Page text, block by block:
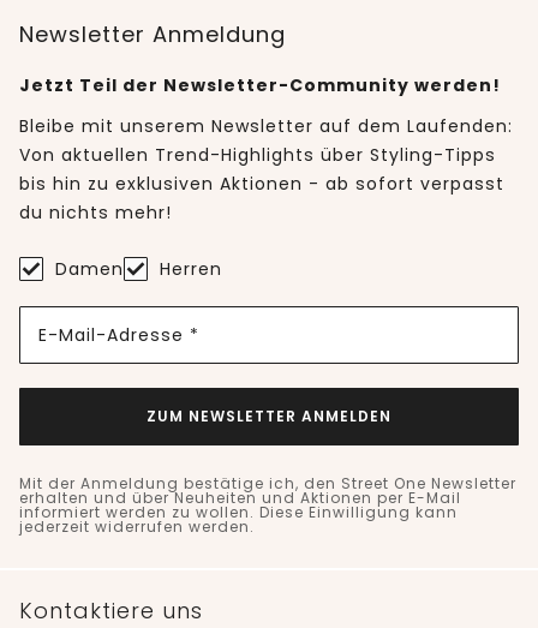
Newsletter Anmeldung
Jetzt Teil der Newsletter-Community werden!
Bleibe mit unserem Newsletter auf dem Laufenden:
Von aktuellen Trend-Highlights über Styling-Tipps
bis hin zu exklusiven Aktionen - ab sofort verpasst
du nichts mehr!
Damen Herren
E-Mail-Adresse *
ZUM NEWSLETTER ANMELDEN
Mit der Anmeldung bestätige ich, den Street One Newsletter
erhalten und über Neuheiten und Aktionen per E-Mail
informiert werden zu wollen. Diese Einwilligung kann
jederzeit widerrufen werden.
Kontaktiere uns